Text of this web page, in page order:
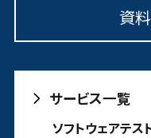
資
サービス一覧
ソフトウェアテス